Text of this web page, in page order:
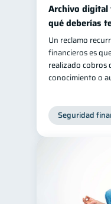
Inclusión
Bienestar
Finanzas
Deudas 10
Tarjeta de
Derechos &
Cuenta
Archivo
qué deberías
Un reclamo
financieros es
realizado cobros
conocimiento o
Seguridad